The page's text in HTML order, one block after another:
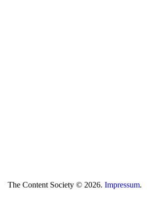
The Content Society © 2026. Impressum.